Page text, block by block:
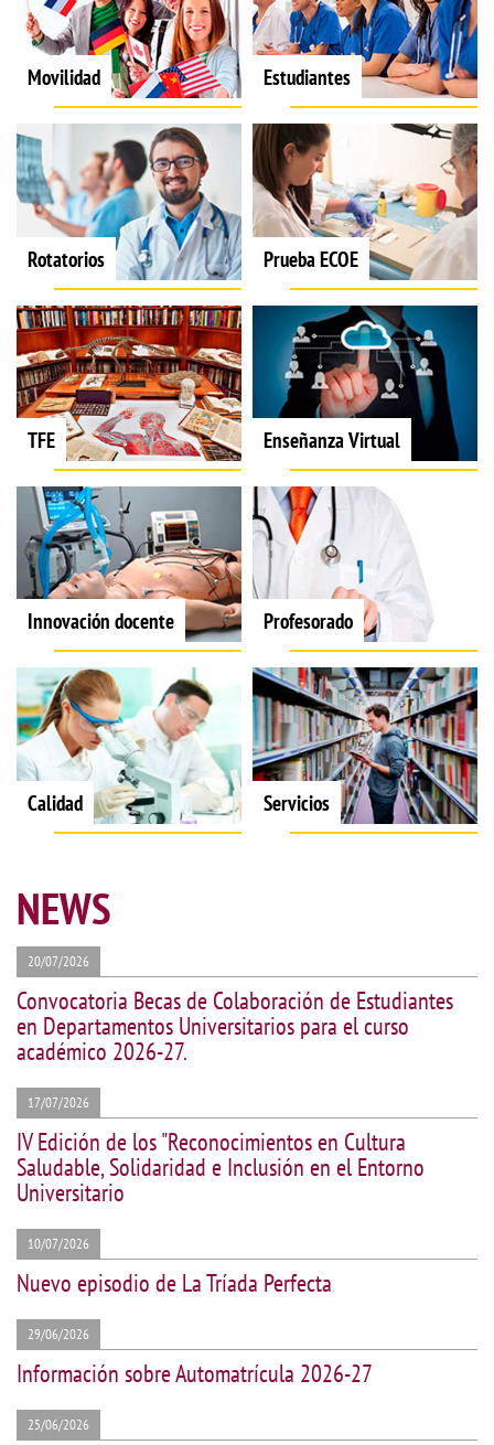
Movilidad Estudiantes
Rotatorios Prueba ECOE
TFE Enseñanza Virtual
Innovación docente Profesorado
Calidad Servicios
NEWS
20/07/2026
Convocatoria Becas de Colaboración de Estudiantes
en Departamentos Universitarios para el curso
académico 2026-27.
17/07/2026
IV Edición de los "Reconocimientos en Cultura
Saludable, Solidaridad e Inclusión en el Entorno
Universitario
10/07/2026
Nuevo episodio de La Tríada Perfecta
29/06/2026
Información sobre Automatrícula 2026-27
25/06/2026